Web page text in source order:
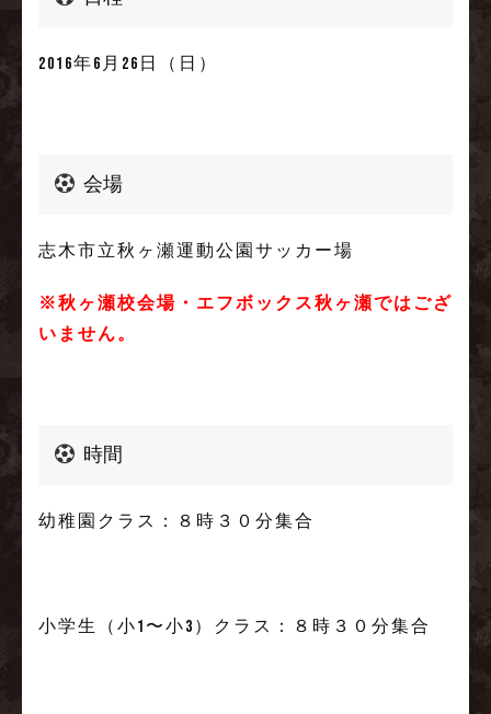
2016年6月26日（日）
会場
志木市立秋ヶ瀬運動公園サッカー場
※秋ヶ瀬校会場・エフボックス秋ヶ瀬ではござ
いません。
時間
幼稚園クラス：８時３０分集合
小学生（小1〜小3）クラス：８時３０分集合